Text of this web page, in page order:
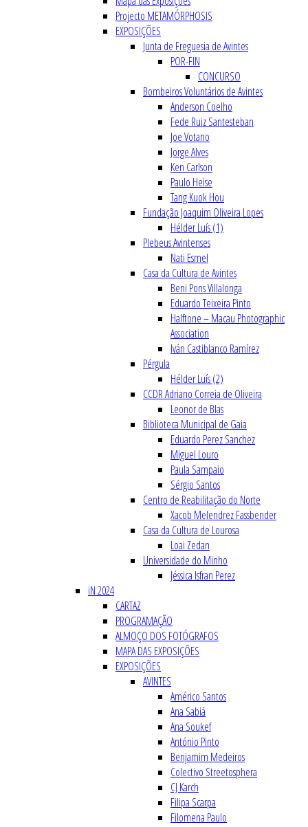
Projecto METAMÓRPHOSIS
EXPOSIÇÕES
Junta de Freguesia de Avintes
POR-FIN
CONCURSO
Bombeiros Voluntários de Avintes
Anderson Coelho
Fede Ruiz Santesteban
Joe Votano
Jorge Alves
Ken Carlson
Paulo Heise
Tang Kuok Hou
Fundação Joaquim Oliveira Lopes
Hélder Luís (1)
Plebeus Avintenses
Nati Esmel
Casa da Cultura de Avintes
Beni Pons Villalonga
Eduardo Teixeira Pinto
Halftone – Macau Photographic
Association
Iván Castiblanco Ramírez
Pérgula
Hélder Luís (2)
CCDR Adriano Correia de Oliveira
Leonor de Blas
Biblioteca Municipal de Gaia
Eduardo Perez Sanchez
Miguel Louro
Paula Sampaio
Sérgio Santos
Centro de Reabilitação do Norte
Xacob Melendrez Fassbender
Casa da Cultura de Lourosa
Loai Zedan
Universidade do Minho
Jéssica Isfran Perez
iN 2024
CARTAZ
PROGRAMAÇÃO
ALMOÇO DOS FOTÓGRAFOS
MAPA DAS EXPOSIÇÕES
EXPOSIÇÕES
AVINTES
Américo Santos
Ana Sabiá
Ana Soukef
António Pinto
Benjamim Medeiros
Colectivo Streetosphera
CJ Karch
Filipa Scarpa
Filomena Paulo